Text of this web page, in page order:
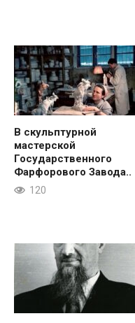
В скульптурной
мастерской
Государственного
Фарфорового Завода..
120